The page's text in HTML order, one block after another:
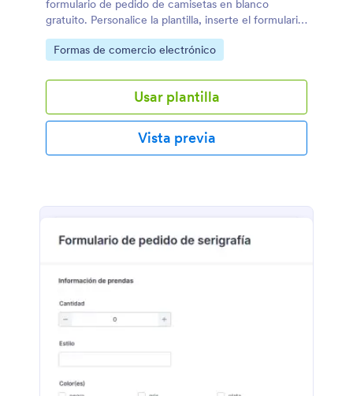
formulario de pedido de camisetas en blanco
gratuito. Personalice la plantilla, inserte el formulario
en su sitio web y recaude el dinero en línea.
Go to Category:
Formas de comercio electrónico
Usar plantilla
Vista previa